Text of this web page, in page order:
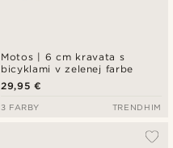
Motos | 6 cm kravata s
bicyklami v zelenej farbe
29,95 €
3 FARBY TRENDHIM